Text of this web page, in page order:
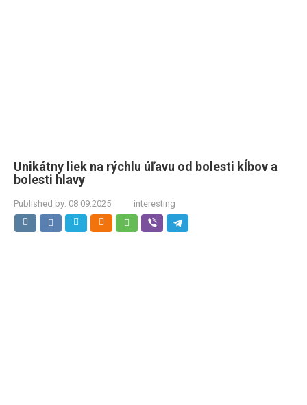
Unikátny liek na rýchlu úľavu od bolesti kĺbov a
bolesti hlavy
Published by: 08.09.2025 interesting